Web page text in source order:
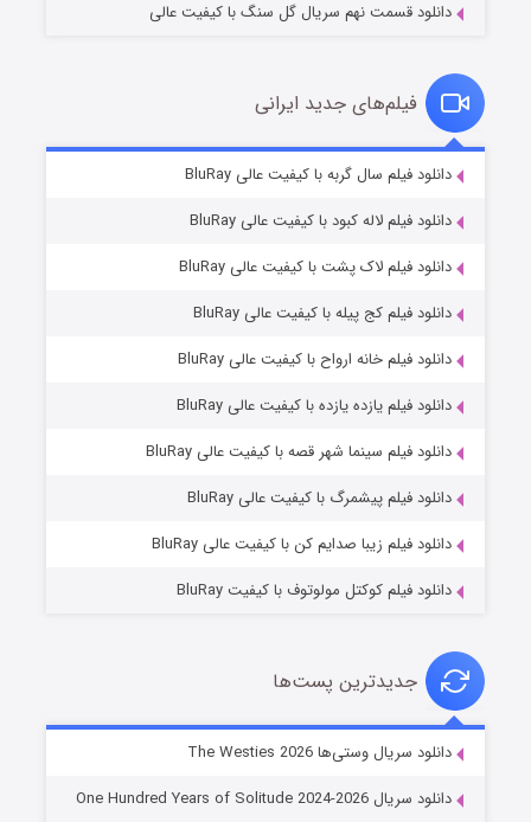
قسمت۷ (زیرنویس) منتشر شد
خاندان اژدها فصل ۳
دانلود قسمت نهم سریال گل سنگ با کیفیت عالی
فیلم‌های جدید ایرانی
دانلود فیلم سال گربه با کیفیت عالی BluRay
دانلود فیلم لاله کبود با کیفیت عالی BluRay
دانلود فیلم لاک پشت با کیفیت عالی BluRay
دانلود فیلم کج‌ پیله با کیفیت عالی BluRay
دانلود فیلم خانه ارواح با کیفیت عالی BluRay
دانلود فیلم یازده یازده با کیفیت عالی BluRay
دانلود فیلم سینما شهر قصه با کیفیت عالی BluRay
دانلود فیلم پیشمرگ با کیفیت عالی BluRay
دانلود فیلم زیبا صدایم کن با کیفیت عالی BluRay
دانلود فیلم کوکتل مولوتوف با کیفیت BluRay
جدیدترین پست‌ها
دانلود سریال وستی‌ها The Westies 2026
دانلود سریال One Hundred Years of Solitude 2024-2026